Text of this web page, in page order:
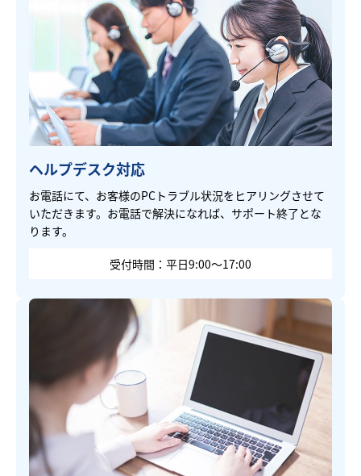
ヘルプデスク対応
お電話にて、お客様のPCトラブル状況をヒアリングさせて
いただきます。お電話で解決になれば、サポート終了とな
ります。
受付時間：平日9:00～17:00